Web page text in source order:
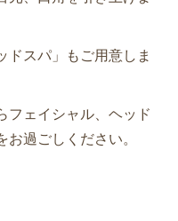
ドスパ」もご用意しま
フェイシャル、ヘッド
過ごしください。